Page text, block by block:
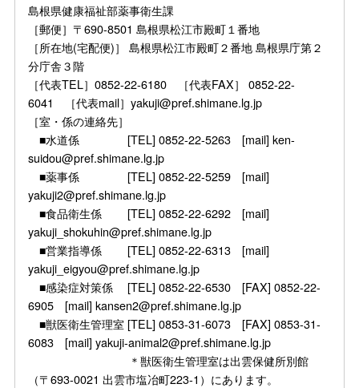
島根県健康福祉部薬事衛生課
［郵便］〒690-8501 島根県松江市殿町１番地
［所在地(宅配便)］ 島根県松江市殿町２番地 島根県庁第２
分庁舎３階
［代表TEL］0852-22-6180 ［代表FAX］ 0852-22-
6041 ［代表mail］yakuji@pref.shimane.lg.jp
［室・係の連絡先］
■水道係 [TEL] 0852-22-5263 [mail] ken-
suidou@pref.shimane.lg.jp
■薬事係 [TEL] 0852-22-5259 [mail]
yakuji2@pref.shimane.lg.jp
■食品衛生係 [TEL] 0852-22-6292 [mail]
yakuji_shokuhin@pref.shimane.lg.jp
■営業指導係 [TEL] 0852-22-6313 [mail]
yakuji_eigyou@pref.shimane.lg.jp
■感染症対策係 [TEL] 0852-22-6530 [FAX] 0852-22-
6905 [mail] kansen2@pref.shimane.lg.jp
■獣医衛生管理室 [TEL] 0853-31-6073 [FAX] 0853-31-
6083 [mail] yakuji-animal2@pref.shimane.lg.jp
＊獣医衛生管理室は出雲保健所別館
（〒693-0021 出雲市塩冶町223-1）にあります。